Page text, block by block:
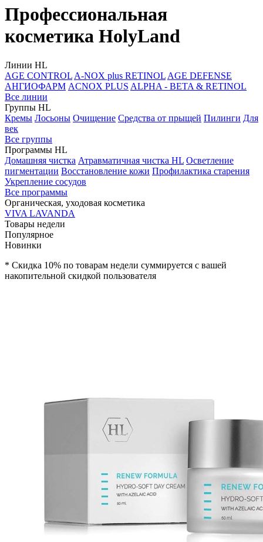
Профессиональная
косметика HolyLand
Линии HL
AGE CONTROL A-NOX plus RETINOL AGE DEFENSE
АНГИОФАРМ ACNOX PLUS ALPHA - BETA & RETINOL
Все линии
Группы HL
Кремы Лосьоны Очищение Средства от прыщей Пилинги Для
век
Все группы
Программы HL
Домашняя чистка Атравматичная чистка HL Осветление
пигментации Восстановление кожи Профилактика старения
Укрепление сосудов
Все программы
Органическая, уходовая косметика
VIVA LAVANDA
Товары недели
Популярное
Новинки
* Скидка 10% по товарам недели суммируется с вашей
накопительной скидкой пользователя